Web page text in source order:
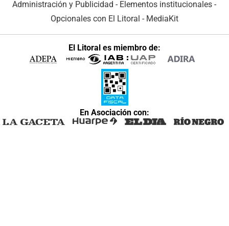
Administración y Publicidad - Elementos institucionales -
Opcionales con El Litoral - MediaKit
El Litoral es miembro de:
En Asociación con: